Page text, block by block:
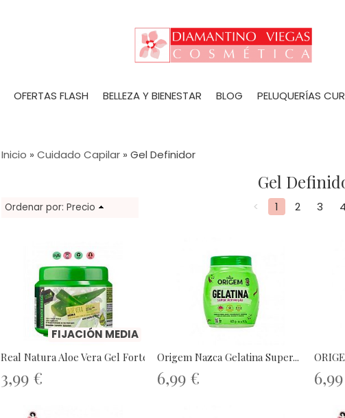
OFERTAS FLASH BELLEZA Y BIENESTAR BLOG PELUQUERÍAS
Inicio » Cuidado Capilar» Gel Definidor
Gel
Ordenar por: Precio < 1 2 3 4
FIJACIÓN MEDIA
Real Natura Aloe Vera Gel Forte 200ml
3,99 €
Origem Nazca Gelatina Super...
6,99 €